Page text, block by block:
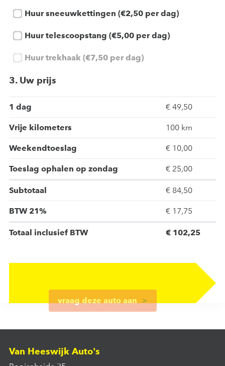
Huur sneeuwkettingen (€2,50 per dag)
Huur telescoopstang (€5,00 per dag)
Huur trekhaak (€7,50 per dag)
3. Uw prijs
1 dag € 49,50
Vrije kilometers 100 km
Weekendtoeslag € 10,00
Toeslag ophalen op zondag € 25,00
Subtotaal € 84,50
BTW 21% € 17,75
Totaal inclusief BTW € 102,25
vraag deze auto aan
Van Heeswijk Auto's